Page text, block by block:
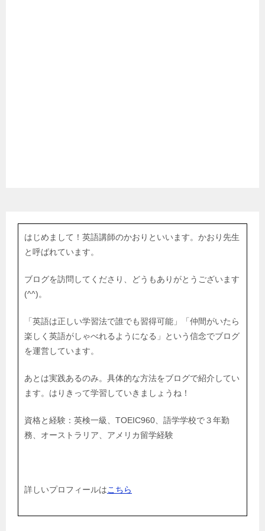
はじめまして！英語講師のかおりといいます。かおり先生
と呼ばれています。
ブログを訪問してくださり、どうもありがとうございます
(^^)。
「英語は正しい学習法で誰でも習得可能」「仲間がいたら
楽しく英語がしゃべれるようになる」という信念でブログ
を運営しています。
あとは実践あるのみ。具体的な方法をブログで紹介してい
ます。はりきって学習していきましょうね！
資格と経験：英検一級、TOEIC960、語学学校で３年勤
務、オーストラリア、アメリカ留学経験
詳しいプロフィールはこちら